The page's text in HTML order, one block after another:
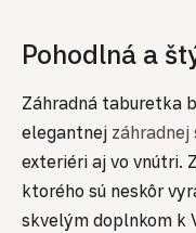
Pohodlná a
Záhradná taburetka
elegantnej záhradnej
exteriéri aj vo vnútri.
ktorého sú neskôr
skvelým doplnkom k